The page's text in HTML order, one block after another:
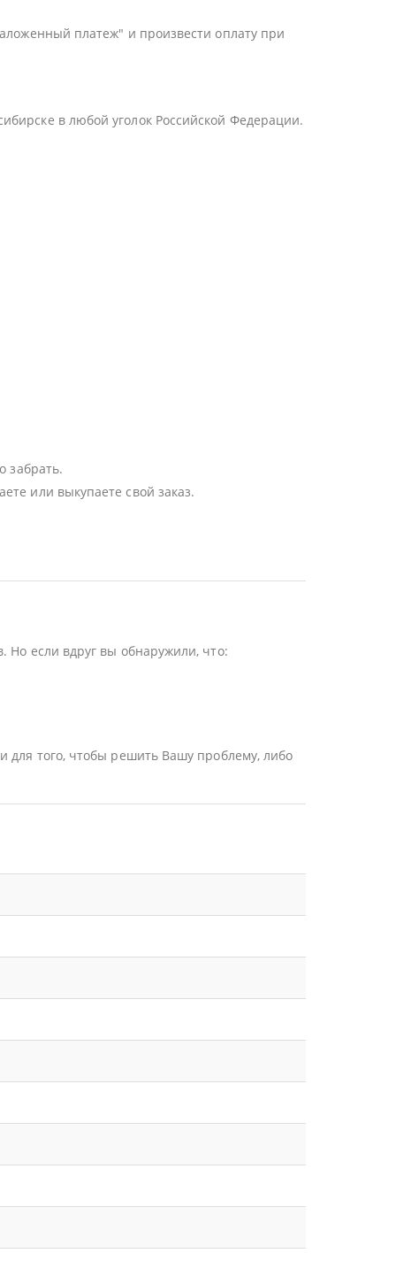
платеж" и произвести оплату при
в любой уголок Российской Федерации.
забрать.
или выкупаете свой заказ.
Но если вдруг вы обнаружили, что:
для того, чтобы решить Вашу проблему, либо